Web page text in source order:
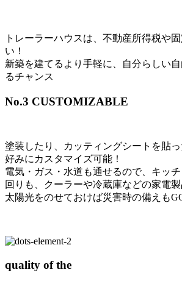
トレーラーハウスは、不動産所得税や
い！
新築を建てるより手軽に、自分らしい
るチャンス
No.3 CUSTOMIZABLE
塗装したり、カッティングシートを貼
好みにカスタマイズ可能！
電気・ガス・水道も通せるので、キッ
回りも、クーラーや冷蔵庫などの家電
太陽光をのせておけば災害時の備えも
quality of the